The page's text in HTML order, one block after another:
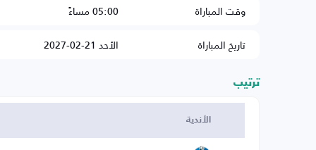
وقت المباراة
05:00 مساءً
تاريخ المباراة
الأحد 21-02-2027
ترتيب
الأندية